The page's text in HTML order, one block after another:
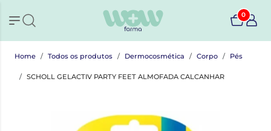
0
Home Todos os produtos Dermocosmética Corpo Pés
SCHOLL GELACTIV PARTY FEET ALMOFADA CALCANHAR